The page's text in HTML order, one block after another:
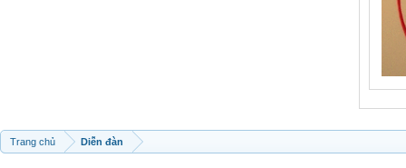
Trang chủ Diễn đàn